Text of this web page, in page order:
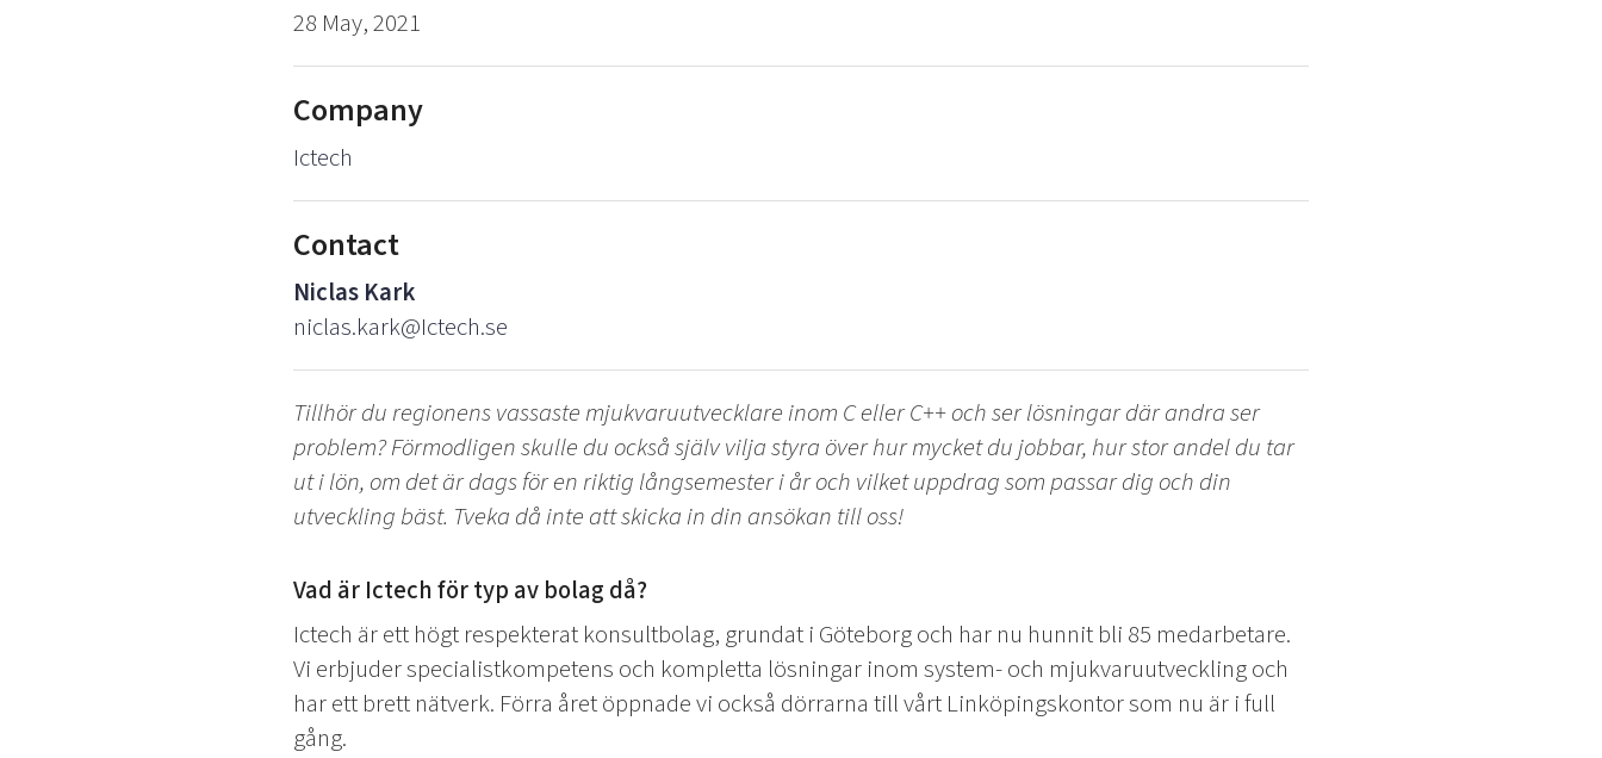
28 May, 2021
Company
Ictech
Contact
Niclas Kark
niclas.kark@Ictech.se
Tillhör du regionens vassaste mjukvaruutvecklare inom C eller C++ och ser lösningar där andra ser
problem? Förmodligen skulle du också själv vilja styra över hur mycket du jobbar, hur stor andel du tar
ut i lön, om det är dags för en riktig långsemester i år och vilket uppdrag som passar dig och din
utveckling bäst. Tveka då inte att skicka in din ansökan till oss!
Vad är Ictech för typ av bolag då?
Ictech är ett högt respekterat konsultbolag, grundat i Göteborg och har nu hunnit bli 85 medarbetare.
Vi erbjuder specialistkompetens och kompletta lösningar inom system- och mjukvaruutveckling och
har ett brett nätverk. Förra året öppnade vi också dörrarna till vårt Linköpingskontor som nu är i full
gång.